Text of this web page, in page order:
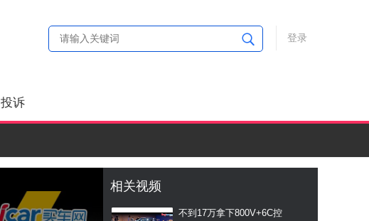
登录
投诉
相关视频
不到17万拿下800V+6C控